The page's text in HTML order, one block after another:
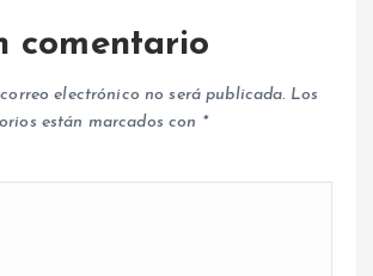
comentario
electrónico no será publicada. Los
están marcados con *